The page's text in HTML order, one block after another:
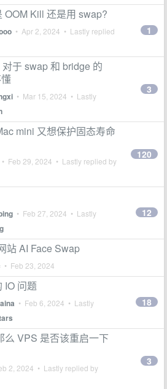
OOM Kill 还是用 swap?
• Apr 2, 2024 • Lastly replied
1
于 swap 和 bridge 的
• Mar 15, 2024 • Lastly
3
mini 又想保护固态寿命
• Feb 29, 2024 • Lastly replied by
120
• Feb 27, 2024 • Lastly
12
站 AI Face Swap
• Feb 23, 2024
IO 问题
• Feb 6, 2024 • Lastly
18
么 VPS 是否该重启一下
2, 2024 • Lastly replied by
3